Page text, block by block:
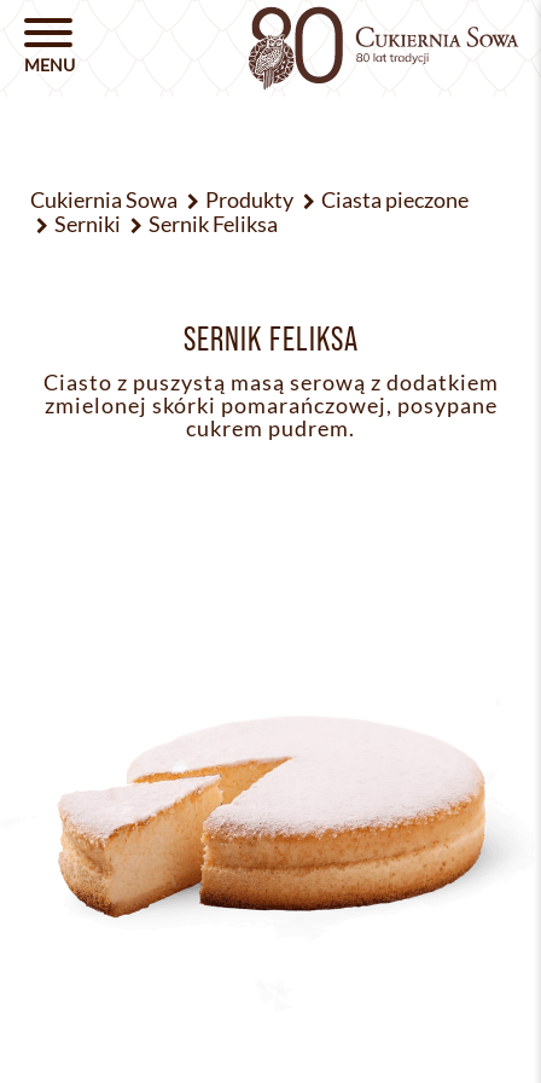
Cukiernia Sowa Produkty
Ciasta pieczone
Serniki
Sernik Feliksa
SERNIK FELIKSA
Ciasto z puszystą masą serową z dodatkiem
zmielonej skórki pomarańczowej, posypane
cukrem pudrem.